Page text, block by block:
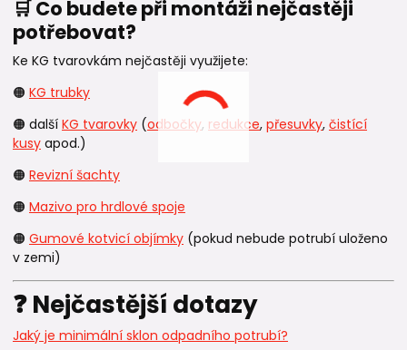
🛒 Co budete při montáži nejčastěji
potřebovat?
Ke KG tvarovkám nejčastěji využijete:
🟠 KG trubky
🟠 další KG tvarovky (odbočky, redukce, přesuvky, čistící
kusy apod.)
🟠 Revizní šachty
🟠 Mazivo pro hrdlové spoje
🟠 Gumové kotvicí objímky (pokud nebude potrubí uloženo
v zemi)
❓ Nejčastější dotazy
Jaký je minimální sklon odpadního potrubí?